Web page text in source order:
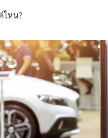
ไหน?